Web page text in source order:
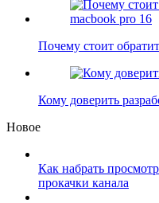
Почему стоит
Кому доверить
Новое
Как набрать
прокачки канала